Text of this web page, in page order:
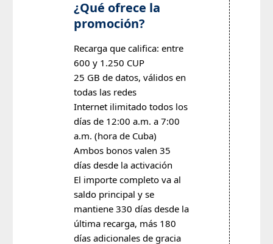
¿Qué ofrece la
promoción?
Recarga que califica: entre
600 y 1.250 CUP
25 GB de datos, válidos en
todas las redes
Internet ilimitado todos los
días de 12:00 a.m. a 7:00
a.m. (hora de Cuba)
Ambos bonos valen 35
días desde la activación
El importe completo va al
saldo principal y se
mantiene 330 días desde la
última recarga, más 180
días adicionales de gracia